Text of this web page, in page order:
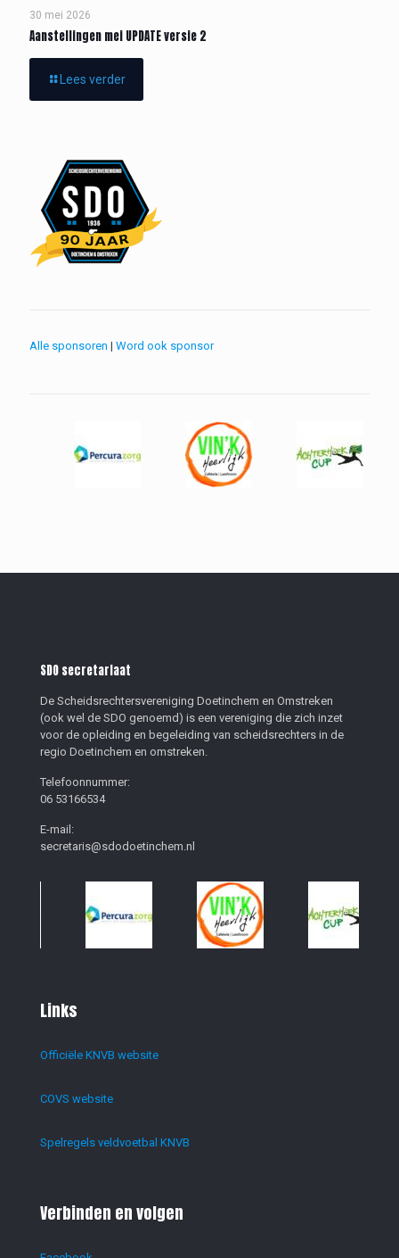
30 mei 2026
Aanstellingen mei UPDATE versie 2
Lees verder
Alle sponsoren | Word ook sponsor
SDO secretariaat
De Scheidsrechtersvereniging Doetinchem en Omstreken
(ook wel de SDO genoemd) is een vereniging die zich inzet
voor de opleiding en begeleiding van scheidsrechters in de
regio Doetinchem en omstreken.
Telefoonnummer:
06 53166534
E-mail:
secretaris@sdodoetinchem.nl
Links
Officiële KNVB website
COVS website
Spelregels veldvoetbal KNVB
Verbinden en volgen